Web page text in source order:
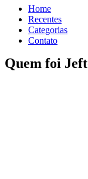
Home
Recentes
Categorias
Contato
Quem foi